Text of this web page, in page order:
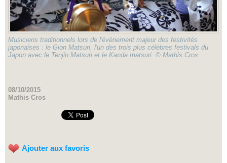
Musiciens traditionnels lors de l'évènement majeur des festivités
japonaises : le Gion Matsuri, l'un des trois plus célèbres festivals du
Japon avec le Tenjin Matsuri et le Kanda matsuri. © Mathis Cros
08/10/2015
Mathis Cros
Ajouter aux favoris